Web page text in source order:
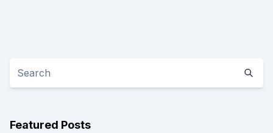
Featured Posts